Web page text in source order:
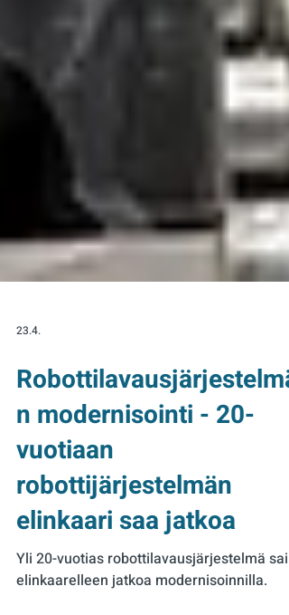
23.4.
Robottilavausjärjestelmä
n modernisointi - 20-
vuotiaan
robottijärjestelmän
elinkaari saa jatkoa